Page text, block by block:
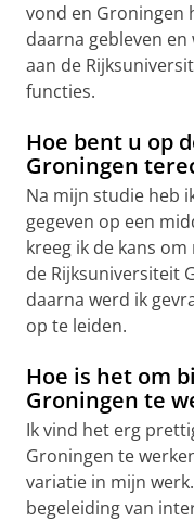
vond en Groningen
daarna gebleven
aan de
functies.
Hoe bent u op
Groningen
Na mijn studie heb
gegeven op een
kreeg ik de kans
de Rijksuniversiteit
daarna werd ik
op te leiden.
Hoe is het om
Groningen te
Ik vind het erg
Groningen te
variatie in mijn
begeleiding van